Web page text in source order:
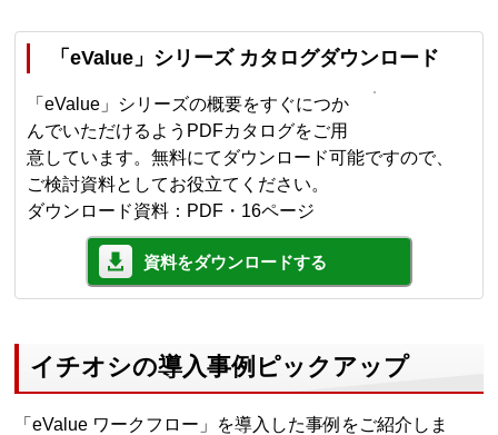
「eValue」シリーズ カタログダウンロード
「eValue」シリーズの概要をすぐにつか
んでいただけるようPDFカタログをご用
意しています。無料にてダウンロード可能ですので、
ご検討資料としてお役立てください。
ダウンロード資料：PDF・16ページ
資料をダウンロードする
イチオシの導入事例ピックアップ
「eValue ワークフロー」を導入した事例をご紹介しま